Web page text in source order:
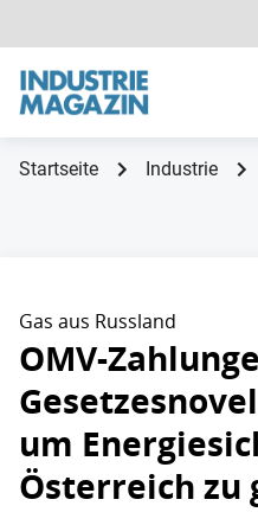
Startseite Industrie
Gas aus Russland
OMV-
um
Österreich zu